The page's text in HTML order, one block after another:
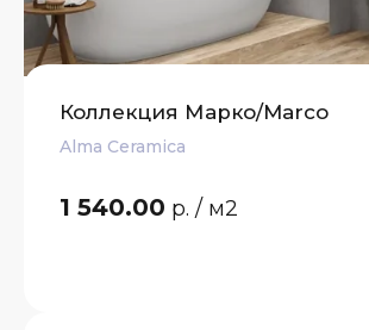
Коллекция Марко/Marco
Alma Ceramica
1 540.00 р. / м2